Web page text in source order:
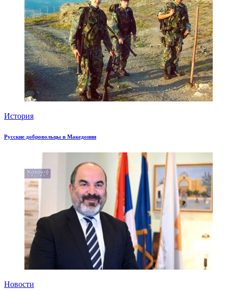
История
Русские добровольцы в Македонии
Новости